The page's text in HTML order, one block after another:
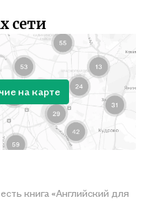
сети
на карте
книга «Английский для